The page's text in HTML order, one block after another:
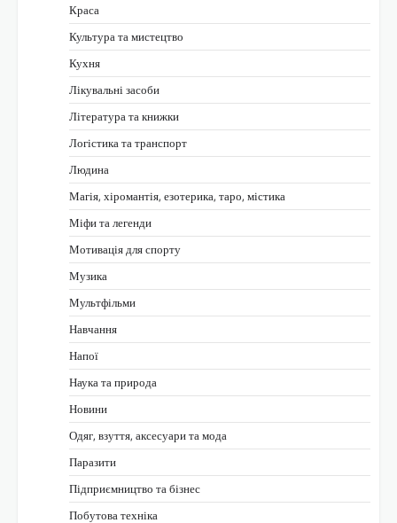
Краса
Культура та мистецтво
Кухня
Лікувальні засоби
Література та книжки
Логістика та транспорт
Людина
Магія, хіромантія, езотерика, таро, містика
Міфи та легенди
Мотивація для спорту
Музика
Мультфільми
Навчання
Напої
Наука та природа
Новини
Одяг, взуття, аксесуари та мода
Паразити
Підприємництво та бізнес
Побутова техніка